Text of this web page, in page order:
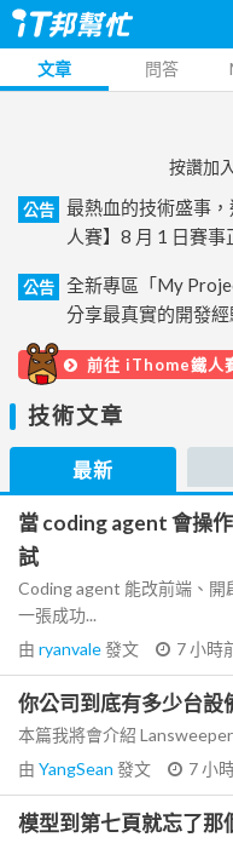
文章 問答
按讚加
公告
最熱血的技術盛事
人賽】8 月 1 日賽事
公告
全新專區「My
分享最真實的開發經
前往 iThome鐵人
技術文章
最新
當 coding agent 會操
試
Coding agent 能改前端、開
一張成功...
由 ryanvale發文 7 小時
你公司到底有多少台設
本篇我將會介紹
由 YangSean 發文 7 小
模型到第七頁就忘了那